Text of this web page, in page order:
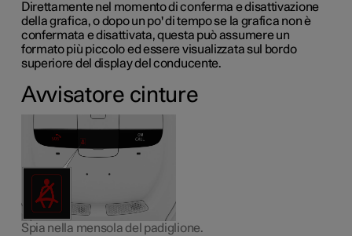
Direttamente nel momento di conferma e disattivazione
della grafica, o dopo un po' di tempo se la grafica non è
confermata e disattivata, questa può assumere un
formato più piccolo ed essere visualizzata sul bordo
superiore del display del conducente.
Avvisatore cinture
Spia nella mensola del padiglione.